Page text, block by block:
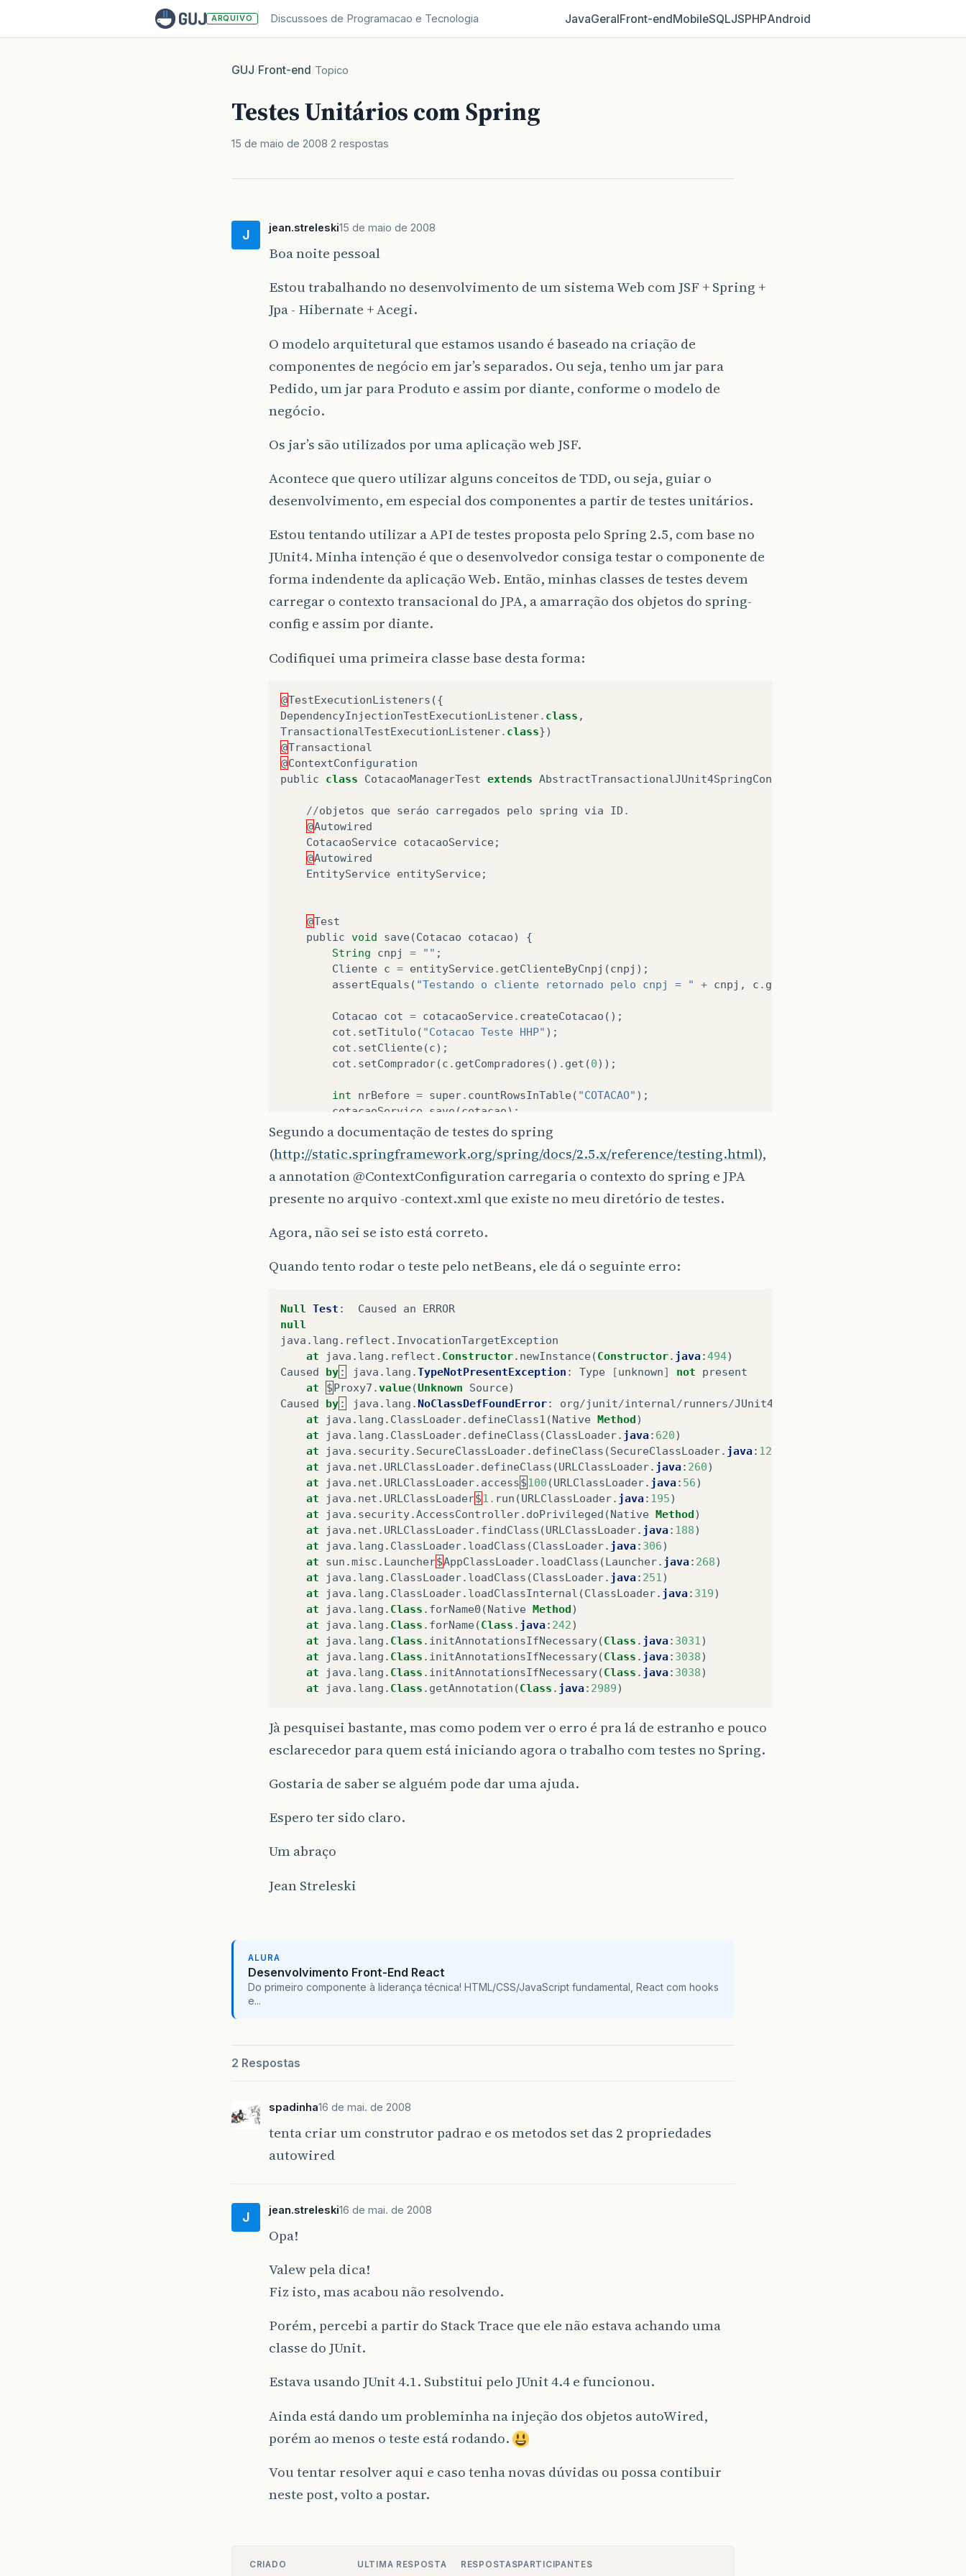
ARQUIVO Discussoes de Programacao e Tecnologia JavaGeralFront‑endMobileSQLJSPHPAndroid
GUJ/Front-end/Topico
Testes Unitários com Spring
15 de maio de 2008 2 respostas
J jean.streleski15 de maio de 2008
Boa noite pessoal
Estou trabalhando no desenvolvimento de um sistema Web com JSF + Spring +
Jpa - Hibernate + Acegi.
O modelo arquitetural que estamos usando é baseado na criação de
componentes de negócio em jar’s separados. Ou seja, tenho um jar para
Pedido, um jar para Produto e assim por diante, conforme o modelo de
negócio.
Os jar’s são utilizados por uma aplicação web JSF.
Acontece que quero utilizar alguns conceitos de TDD, ou seja, guiar o
desenvolvimento, em especial dos componentes a partir de testes unitários.
Estou tentando utilizar a API de testes proposta pelo Spring 2.5, com base no
JUnit4. Minha intenção é que o desenvolvedor consiga testar o componente de
forma indendente da aplicação Web. Então, minhas classes de testes devem
carregar o contexto transacional do JPA, a amarração dos objetos do spring-
config e assim por diante.
Codifiquei uma primeira classe base desta forma:
@TestExecutionListeners ({
DependencyInjectionTestExecutionListener. class ,
TransactionalTestExecutionListener. class})
@Transactional
@ContextConfiguration
public
class CotacaoManagerTest extends AbstractTransactionalJUnit4SpringContextTests
//objetos que seráo carregados pelo spring via ID .
@Autowired
CotacaoService cotacaoService;
@Autowired
EntityService entityService;
@Test
public void save(Cotacao cotacao)
{
String
cnpj = "" ;
Cliente c = entityService. getClienteByCnpj (cnpj );
assertEquals ( "Testando o cliente retornado pelo cnpj = " + cnpj , c . getCnpj
Cotacao cot = cotacaoService. createCotacao ();
cot . setTitulo ( "Cotacao Teste HHP" );
cot . setCliente(c);
cot . setComprador(c . getCompradores () . get (0));
int nrBefore = super. countRowsInTable( "COTACAO" );
cotacaoService
save (cotacao);
int
nrAfter super countRowsInTable
assertEquals("Número de registros na tabela deve ser igual ao anterior + 1 "
Segundo a documentação de testes do spring
(http://static.springframework.org/spring/docs/2.5.x/reference/testing.html),
a annotation@ContextConfigurationcarregaria o contexto do spring e JPA
presente no arquivo -context.xml que existe no meu diretório de testes.
Agora, não sei se isto está correto.
Quando tento rodar o teste pelo netBeans, ele dá o seguinte erro:
Null Test : Caused an
ERROR
null
java . lang . reflect . InvocationTargetException
at
java . lang . reflect . Constructor. newInstance(Constructor. java:494)
Caused
by : java . lang .TypeNotPresentException : Type [unknown] not
present
at
$Proxy7 .value(Unknown Source)
Caused
by : java . lang .NoClassDefFoundError: org/junit/internal /runners/JUnit4ClassRunner
at
java . lang . ClassLoader. defineClass1 (Native Method)
at
java . lang . ClassLoader. defineClass (ClassLoader. java: 620)
at
java . security. SecureClassLoader. defineClass (SecureClassLoader. java: 124
at
java . net . URLClassLoader. defineClass (URLClassLoader. java: 260)
at
java . net . URLClassLoader. access$100 (URLClassLoader. java: 56)
at
java . net . URLClassLoader$1. run (URLClassLoader. java: 195)
at
java . security.AccessController. doPrivileged (Native Method)
at
java . net . URLClassLoader. findClass (URLClassLoader. java: 188)
at
java . lang . ClassLoader. loadClass (ClassLoader. java: 306)
at
sun .misc . Launcher$AppClassLoader. loadClass (Launcher. java: 268)
at
java . lang . ClassLoader. loadClass (ClassLoader. java: 251 )
at
java . lang . ClassLoader. loadClassInternal (ClassLoader. java: 319)
at
java . lang . Class . forName0 (Native Method)
at
java . lang . Class . forName(Class . java: 242)
at
java . lang . Class . initAnnotationsIfNecessary(Class . java: 3031 )
at
java . lang . Class . initAnnotationsIfNecessary(Class . java: 3038)
at
java . lang . Class . initAnnotationsIfNecessary(Class . java: 3038)
at
java . lang . Class . getAnnotation (Class . java: 2989)
Jà pesquisei bastante, mas como podem ver o erro é pra lá de estranho e pouco
esclarecedor para quem está iniciando agora o trabalho com testes no Spring.
Gostaria de saber se alguém pode dar uma ajuda.
Espero ter sido claro.
Um abraço
Jean Streleski
ALURA
Desenvolvimento Front-End React
Do primeiro componente à liderança técnica! HTML/CSS/JavaScript fundamental, React com hooks
e...
2 Respostas
spadinha16 de mai. de 2008
tenta criar um construtor padrao e os metodos set das 2 propriedades
autowired
J jean.streleski16 de mai. de 2008
Opa!
Valew pela dica!
Fiz isto, mas acabou não resolvendo.
Porém, percebi a partir do Stack Trace que ele não estava achando uma
classe do JUnit.
Estava usando JUnit 4.1. Substitui pelo JUnit 4.4 e funcionou.
Ainda está dando um probleminha na injeção dos objetos autoWired,
porém ao menos o teste está rodando.
Vou tentar resolver aqui e caso tenha novas dúvidas ou possa contibuir
neste post, volto a postar.
CRIADO ULTIMA RESPOSTA RESPOSTASPARTICIPANTES